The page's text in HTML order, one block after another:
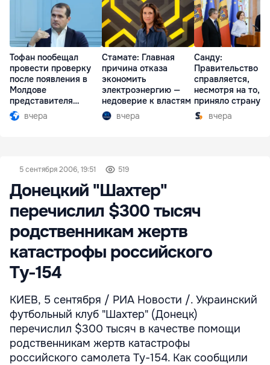
Тофан пообещал
провести проверку
после появления в
Молдове
представителя
Южной Осетии
вчера
Стамате: Главная
причина отказа
экономить
электроэнергию —
недоверие к властям
вчера
Санду:
Правительство
справляется,
несмотря на то,
приняло страну в
разгар кризиса
вчера
5 сентября 2006, 19:51 519
Донецкий "Шахтер"
перечислил $300 тысяч
родственникам жертв
катастрофы российского
Ту-154
КИЕВ, 5 сентября / РИА Новости /. Украинский
футбольный клуб "Шахтер" (Донецк)
перечислил $300 тысяч в качестве помощи
родственникам жертв катастрофы
российского самолета Ту-154. Как сообщили